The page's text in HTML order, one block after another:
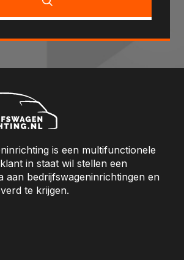
is een multifunctionele
in staat wil stellen een
aan bedrijfswageninrichtingen en
te krijgen.